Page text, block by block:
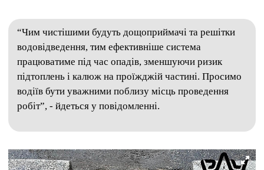
“Чим чистішими будуть дощоприймачі та решітки
водовідведення, тим ефективніше система
працюватиме під час опадів, зменшуючи ризик
підтоплень і калюж на проїжджій частині. Просимо
водіїв бути уважними поблизу місць проведення
робіт”, - йдеться у повідомленні.